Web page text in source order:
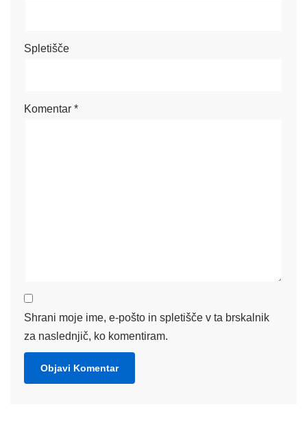
Spletišče
Komentar *
Shrani moje ime, e-pošto in spletišče v ta brskalnik
za naslednjič, ko komentiram.